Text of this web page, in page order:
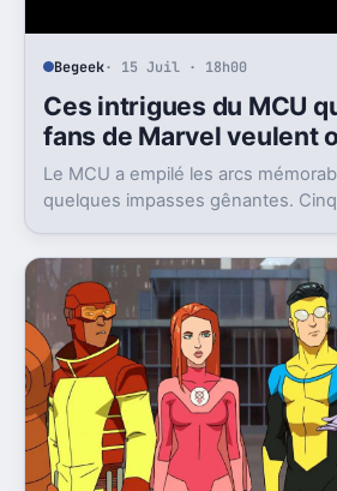
Begeek· 15 Juil · 18h00
Ces intrigues du MCU
fans de Marvel veulent
Le MCU a empilé les arcs
quelques impasses gênantes.